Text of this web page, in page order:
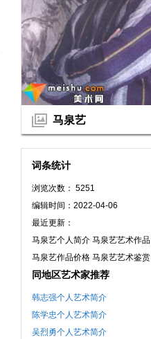
马泉艺
词条统计
浏览次数： 5251
编辑时间：2022-04-06
最近更新：
马泉艺个人简介 马泉艺艺术作品
马泉艺作品价格 马泉艺艺术鉴赏
同地区艺术家推荐
韩志强个人艺术简介
陈学忠个人艺术简介
吴烈勇个人艺术简介